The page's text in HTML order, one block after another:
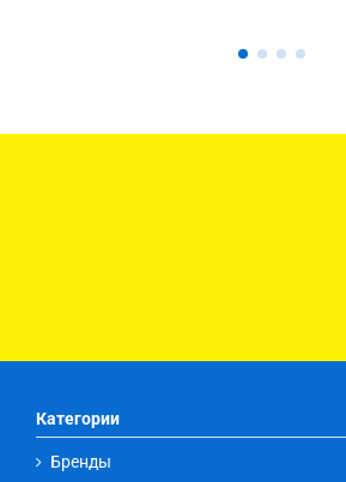
Категории
Бренды